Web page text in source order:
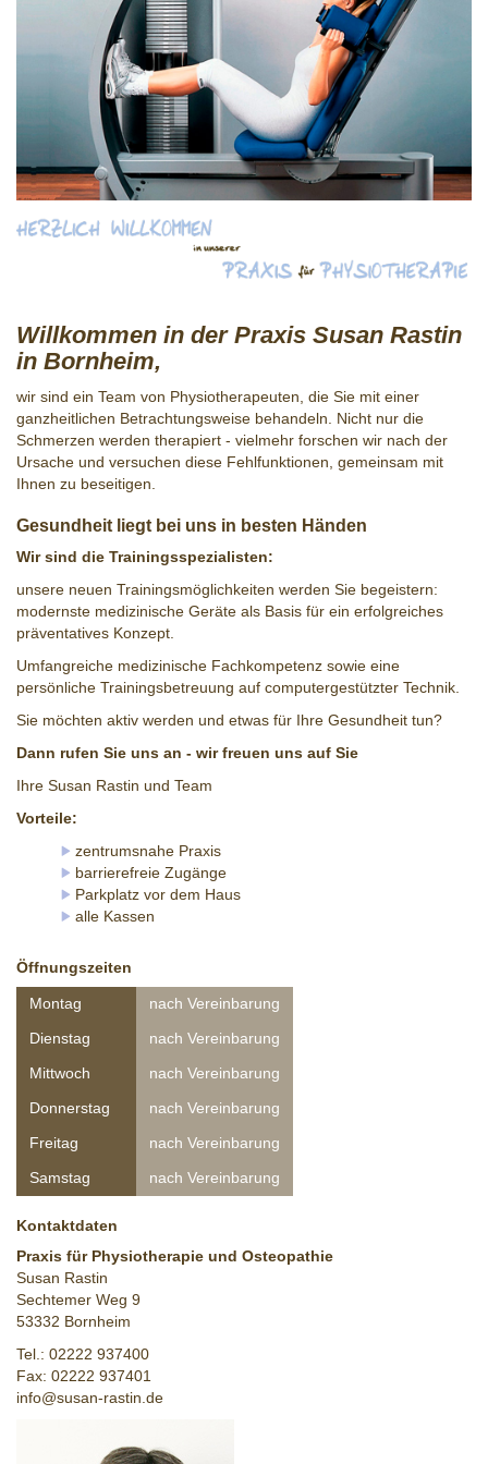
Willkommen in der Praxis Susan Rastin
in Bornheim,
wir sind ein Team von Physiotherapeuten, die Sie mit einer
ganzheitlichen Betrachtungsweise behandeln. Nicht nur die
Schmerzen werden therapiert - vielmehr forschen wir nach der
Ursache und versuchen diese Fehlfunktionen, gemeinsam mit
Ihnen zu beseitigen.
Gesundheit liegt bei uns in besten Händen
Wir sind die Trainingsspezialisten:
unsere neuen Trainingsmöglichkeiten werden Sie begeistern:
modernste medizinische Geräte als Basis für ein erfolgreiches
präventatives Konzept.
Umfangreiche medizinische Fachkompetenz sowie eine
persönliche Trainingsbetreuung auf computergestützter Technik.
Sie möchten aktiv werden und etwas für Ihre Gesundheit tun?
Dann rufen Sie uns an - wir freuen uns auf Sie
Ihre Susan Rastin und Team
Vorteile:
zentrumsnahe Praxis
barrierefreie Zugänge
Parkplatz vor dem Haus
alle Kassen
Öffnungszeiten
Montag
nach Vereinbarung
Dienstag
nach Vereinbarung
Mittwoch
nach Vereinbarung
Donnerstag
nach Vereinbarung
Freitag
nach Vereinbarung
Samstag
nach Vereinbarung
Kontaktdaten
Praxis für Physiotherapie und Osteopathie
Susan Rastin
Sechtemer Weg 9
53332 Bornheim
Tel.: 02222 937400
Fax: 02222 937401
info@susan-rastin.de